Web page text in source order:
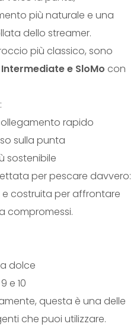
più naturale e una
dello streamer.
più classico, sono
Intermediate e SloMo con
rapido
sulla punta
sostenibile
per pescare davvero:
costruita per affrontare
compromessi.
dolce
e 10
questa è una delle
che puoi utilizzare.